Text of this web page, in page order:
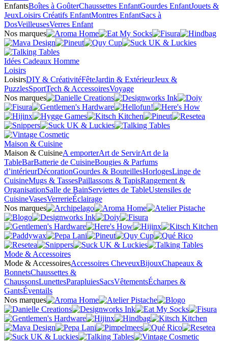
EnfantsBoîtes à GoûterChaussettes EnfantGourdes EnfantJouets &
JeuxLoisirs Créatifs EnfantMontres EnfantSacs à
DosVeilleusesVerres Enfant
Nos marques
Idées Cadeaux Homme
Loisirs
LoisirsDIY & CréativitéFêteJardin & ExtérieurJeux &
PuzzlesSportTech & AccessoiresVoyage
Nos marques
Maison & Cuisine
Maison & CuisineA emporterArt de ServirArt de la
TableBarBatterie de CuisineBougies & Parfums
d’intérieurDécorationGourdes & BouteillesHorlogesLinge de
CuisineMugs & TassesPaillassons & TapisRangement &
OrganisationSalle de BainServiettes de TableUstensiles de
CuisineVasesVerrerieÉclairage
Nos marques
Mode & Accessoires
Mode & AccessoiresAccessoires CheveuxBijouxChapeaux &
BonnetsChaussettes &
ChaussonsLunettesParapluiesSacsVêtementsÉcharpes &
GantsÉventails
Nos marques